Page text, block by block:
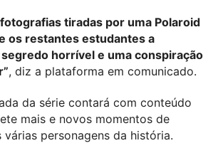
tiradas por uma Polaroid
os restantes estudantes a
horrível e uma conspiração
, diz a plataforma em comunicado.
da série contará com conteúdo
mais e novos momentos de
várias personagens da história.